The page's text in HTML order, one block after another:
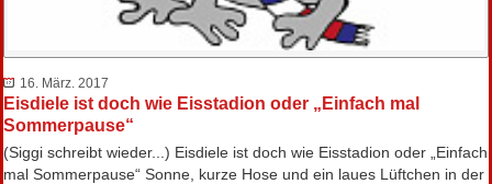
16. März. 2017
Eisdiele ist doch wie Eisstadion oder „Einfach mal
Sommerpause“
(Siggi schreibt wieder...) Eisdiele ist doch wie Eisstadion oder „Einfach
mal Sommerpause“ Sonne, kurze Hose und ein laues Lüftchen in der